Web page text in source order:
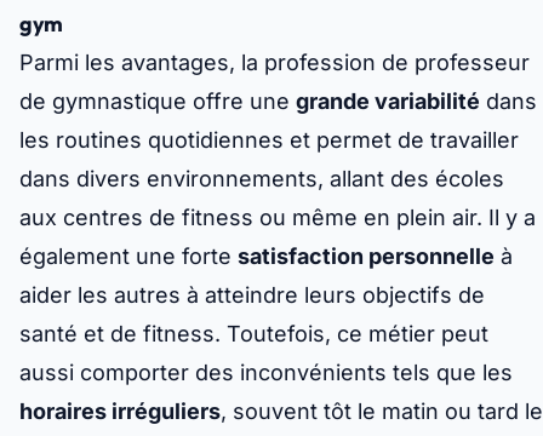
gym
Parmi les avantages, la profession de professeur
de gymnastique offre une grande variabilité dans
les routines quotidiennes et permet de travailler
dans divers environnements, allant des écoles
aux centres de fitness ou même en plein air. Il y a
également une forte satisfaction personnelle à
aider les autres à atteindre leurs objectifs de
santé et de fitness. Toutefois, ce métier peut
aussi comporter des inconvénients tels que les
horaires irréguliers, souvent tôt le matin ou tard le